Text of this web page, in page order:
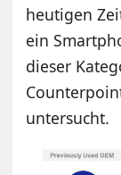
heutigen
ein
dieser
untersucht.